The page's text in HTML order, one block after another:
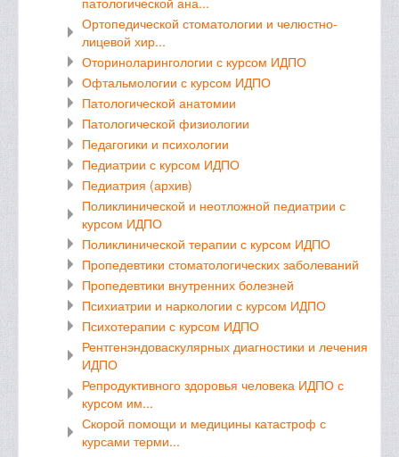
Ортопедической стоматологии и челюстно-
лицевой хир...
Оториноларингологии с курсом ИДПО
Офтальмологии с курсом ИДПО
Патологической анатомии
Патологической физиологии
Педагогики и психологии
Педиатрии с курсом ИДПО
Педиатрия (архив)
Поликлинической и неотложной педиатрии с
курсом ИДПО
Поликлинической терапии с курсом ИДПО
Пропедевтики стоматологических заболеваний
Пропедевтики внутренних болезней
Психиатрии и наркологии с курсом ИДПО
Психотерапии с курсом ИДПО
Рентгенэндоваскулярных диагностики и лечения
ИДПО
Репродуктивного здоровья человека ИДПО с
курсом им...
Скорой помощи и медицины катастроф с
курсами терми...